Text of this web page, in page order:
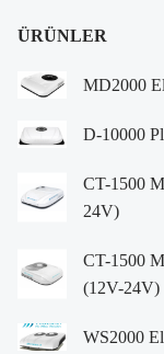
ÜRÜNLER
MD2000
D-10000
CT-1500
24V)
CT-1500
(12V-24V)
WS2000